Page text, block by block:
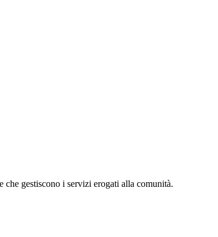
che gestiscono i servizi erogati alla comunità.